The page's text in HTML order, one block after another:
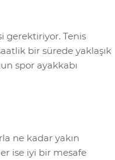
gerektiriyor. Tenis
bir sürede yaklaşık
spor ayakkabı
ne kadar yakın
ise iyi bir mesafe